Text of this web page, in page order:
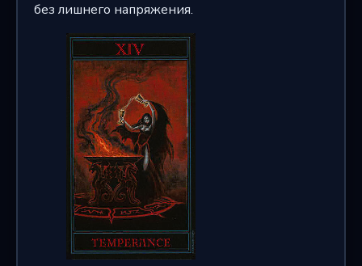
без лишнего напряжения.